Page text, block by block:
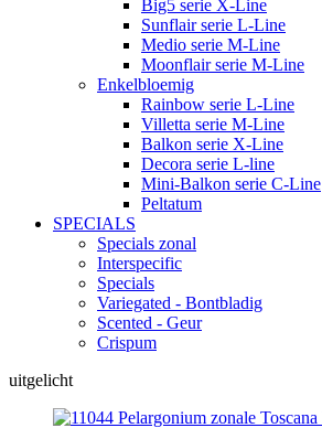
Big5 serie X-Line
Sunflair serie L-Line
Medio serie M-Line
Moonflair serie M-Line
Enkelbloemig
Rainbow serie L-Line
Villetta serie M-Line
Balkon serie X-Line
Decora serie L-line
Mini-Balkon serie C-Line
Peltatum
SPECIALS
Specials zonal
Interspecific
Specials
Variegated - Bontbladig
Scented - Geur
Crispum
uitgelicht